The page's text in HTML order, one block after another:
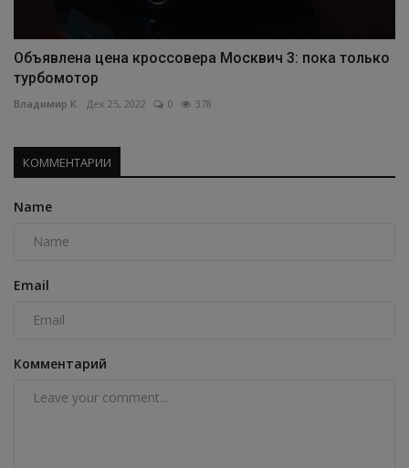
Объявлена цена кроссовера Москвич 3: пока только
турбомотор
Владимир К. Дек 25, 2022 0 378
КОММЕНТАРИИ
Name
Email
Комментарий